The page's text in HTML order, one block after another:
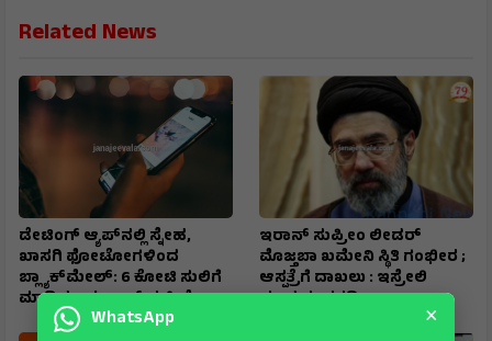
Related News
ಡೇಟಿಂಗ್ ಆ್ಯಪ್‌ನಲ್ಲಿ ಸ್ನೇಹ,
ಖಾಸಗಿ ಫೋಟೋಗಳಿಂದ
ಬ್ಲ್ಯಾಕ್‌ಮೇಲ್: ₹6 ಕೋಟಿ ಸುಲಿಗೆ
ಮಾಡಿದ ಖತರ್ನಾಕ್‌ ಮಹಿಳೆ
ಇರಾನ್‌ ಸುಪ್ರೀಂ ಲೀಡರ್‌
ಮೊಜ್ತಬಾ ಖಮೇನಿ ಸ್ಥಿತಿ ಗಂಭೀರ ;
ಆಸ್ಪತ್ರೆಗೆ ದಾಖಲು : ಇಸ್ರೇಲಿ
ಮಾಧ್ಯಮ ವರದಿ
WhatsApp ×